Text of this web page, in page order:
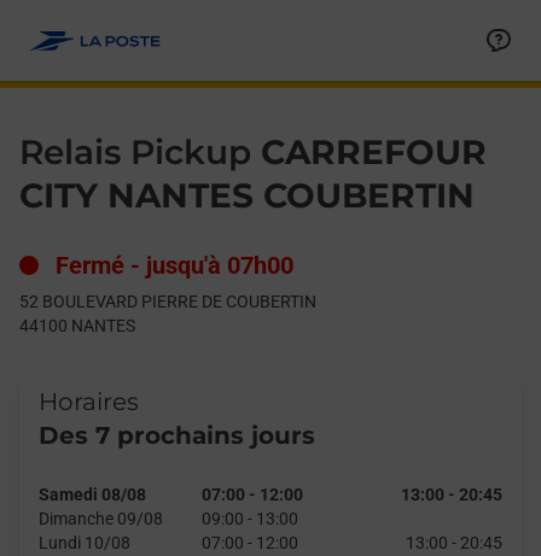
Relais Pickup CARREFOUR
CITY NANTES COUBERTIN
Fermé - jusqu'à 07h00
52 BOULEVARD PIERRE DE COUBERTIN
44100 NANTES
Horaires
Des 7 prochains jours
Samedi 08/08 07:00 - 12:00 13:00 - 20:45
Dimanche 09/08
09:00 - 13:00
Lundi 10/08
07:00 - 12:00 13:00 - 20:45